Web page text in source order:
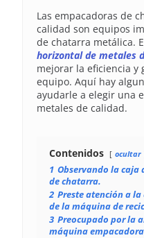
Las empacadoras de
calidad son equipos
de chatarra metálica.
horizontal de metales
mejorar la eficiencia
equipo. Aquí hay
ayudarle a elegir una
metales de calidad.
Contenidos ocultar
1 Observando la caja
de chatarra.
2 Preste atención a
de la máquina de
3 Preocupado por la
máquina